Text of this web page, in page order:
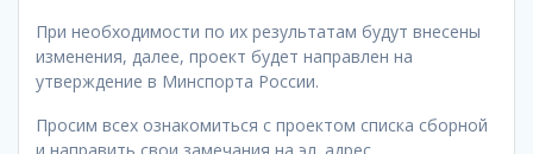
При необходимости по их результатам будут внесены
изменения, далее, проект будет направлен на
утверждение в Минспорта России.
Просим всех ознакомиться с проектом списка сборной
и направить свои замечания на эл. адрес